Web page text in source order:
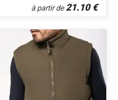
à partir de21.10€